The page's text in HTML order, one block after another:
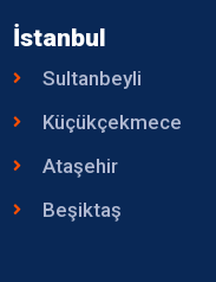
İstanbul
Sultanbeyli
Küçükçekmece
Ataşehir
Beşiktaş